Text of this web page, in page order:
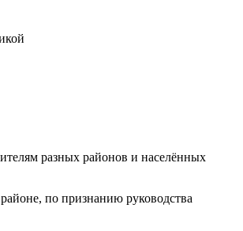
разных районов и населённых
по признанию руководства